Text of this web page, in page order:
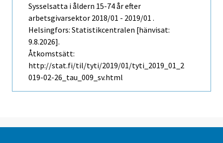
Sysselsatta i åldern 15-74 år efter
arbetsgivarsektor 2018/01 - 2019/01 .
Helsingfors: Statistikcentralen [hänvisat:
9.8.2026].
Åtkomstsätt:
http://stat.fi/til/tyti/2019/01/tyti_2019_01_2
019-02-26_tau_009_sv.html